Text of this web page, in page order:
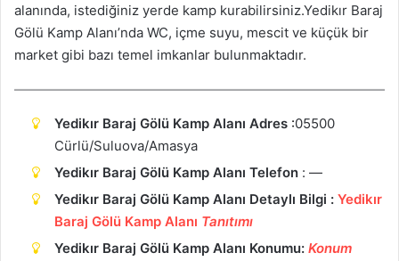
alanında, istediğiniz yerde kamp kurabilirsiniz.Yedikır Baraj
Gölü Kamp Alanı’nda WC, içme suyu, mescit ve küçük bir
market gibi bazı temel imkanlar bulunmaktadır.
Yedikır Baraj Gölü Kamp Alanı Adres :05500
Cürlü/Suluova/Amasya
Yedikır Baraj Gölü Kamp Alanı Telefon : —
Yedikır Baraj Gölü Kamp Alanı Detaylı Bilgi : Yedikır
Baraj Gölü Kamp Alanı Tanıtımı
Yedikır Baraj Gölü Kamp Alanı Konumu: Konum